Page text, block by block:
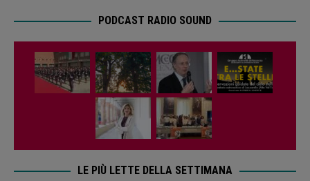
PODCAST RADIO SOUND
LE PIÙ LETTE DELLA SETTIMANA